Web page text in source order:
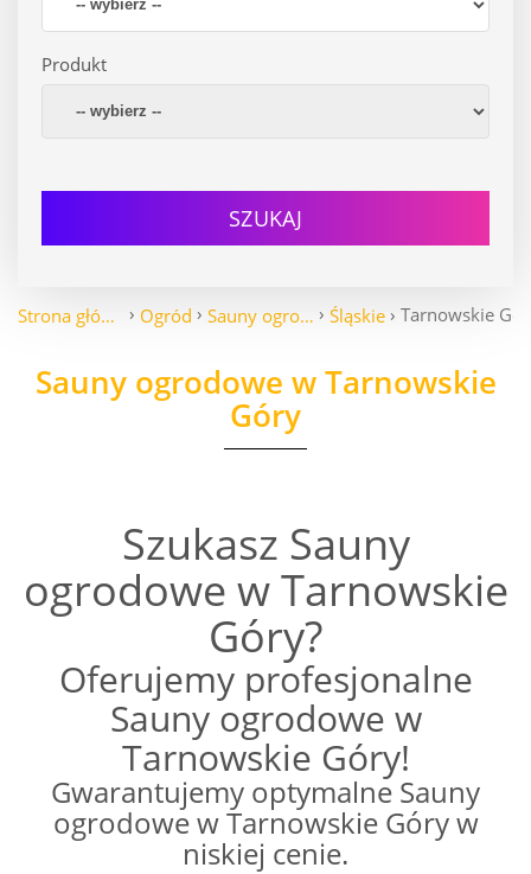
Produkt
SZUKAJ
Strona główna Ogród Sauny ogrodowe Śląskie Tarnowskie
Sauny ogrodowe w Tarnowskie
Góry
Szukasz Sauny
ogrodowe w Tarnowskie
Góry?
Oferujemy profesjonalne
Sauny ogrodowe w
Tarnowskie Góry!
Gwarantujemy optymalne Sauny
ogrodowe w Tarnowskie Góry w
niskiej cenie.